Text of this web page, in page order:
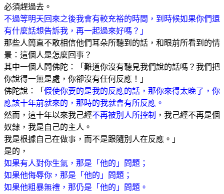
必須趕過去。
不過等明天回來之後我會有較充裕的時間，到時候如果你們還
有什麼話想告訴我，再一起過來好嗎？」
那些人簡直不敢相信他們耳朵所聽到的話，和眼前所看到的情
景：這個人是怎麼回事？
其中一個人問佛陀：「難道你沒有聽見我們說的話嗎？我們把
你說得一無是處，你卻沒有任何反應！」
佛陀說：「 假使你要的是我的反應的話，那你來得太晚了，你
應該十年前就來的，那時的我就會有所反應。
然而，這十年以來我己經不再被別人所控制 ，我己經不再是個
奴隸，我是自己的主人。
我是根據自己在做事，而不是跟隨別人在反應。」
是的，
如果有人對你生氣，那是「他的」問題；
如果他侮辱你，那是「他的」問題；
如果他粗暴無禮，那仍是「他的」問題。